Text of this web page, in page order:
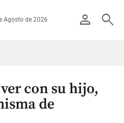
person search
Agosto de 2026
con su hijo,
de